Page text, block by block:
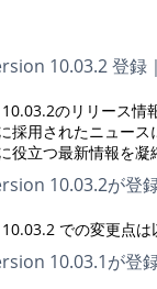
10.03.2 登
のリリース情
採用されたニュース
役立つ最新情報を凝
10.03.2が登
での変更点
10.03.1が登